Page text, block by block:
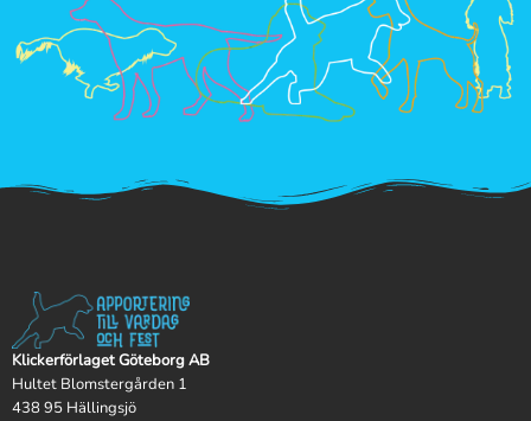
Klickerförlaget Göteborg AB
Hultet Blomstergården 1
438 95 Hällingsjö